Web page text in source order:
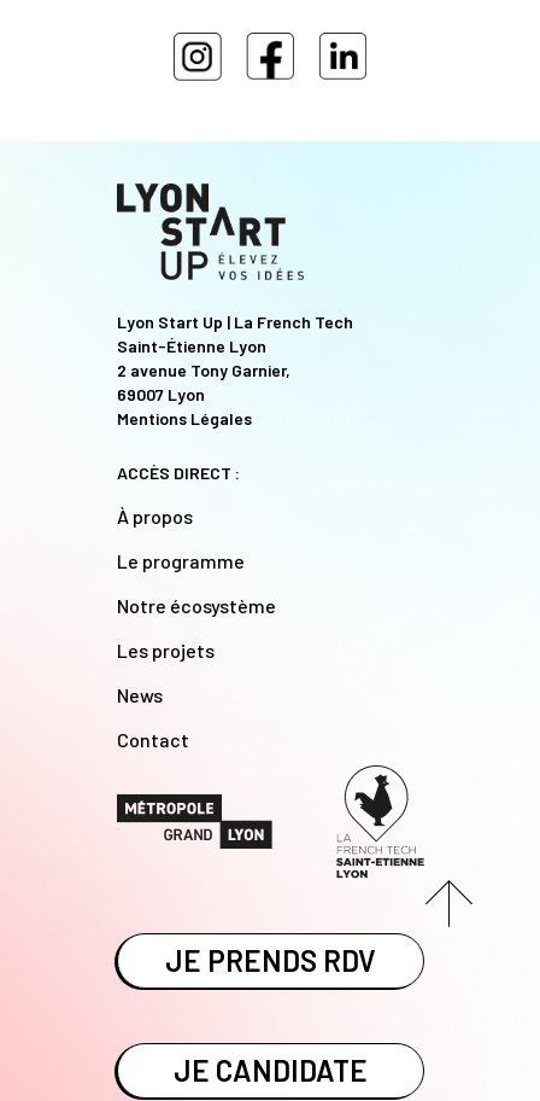
Lyon Start Up | La French Tech
Saint-Étienne Lyon
2 avenue Tony Garnier,
69007 Lyon
Mentions Légales
ACCÈS DIRECT :
À propos
Le programme
Notre écosystème
Les projets
News
Contact
JE PRENDS RDV
JE CANDIDATE